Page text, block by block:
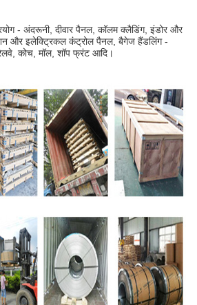
- अंदरूनी, दीवार पैनल, कॉलम क्लैडिंग, इंडोर और
और इलेक्ट्रिकल कंट्रोल पैनल, बैगेज हैंडलिंग -
रेलवे, कोच, मॉल, शॉप फ्रंट आदि।